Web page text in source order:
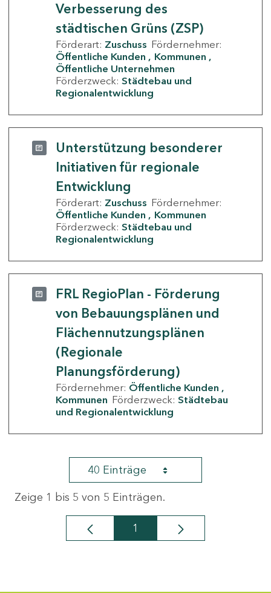
Verbesserung des
städtischen Grüns (ZSP)
Förderart: Zuschuss Fördernehmer:
Öffentliche Kunden
Kommunen
Öffentliche Unternehmen
Förderzweck: Städtebau und
Regionalentwicklung
Unterstützung besonderer
Initiativen für regionale
Entwicklung
Förderart: Zuschuss Fördernehmer:
Öffentliche Kunden
Kommunen
Förderzweck: Städtebau und
Regionalentwicklung
FRL RegioPlan - Förderung
von Bebauungsplänen und
Flächennutzungsplänen
(Regionale
Planungsförderung)
Fördernehmer: Öffentliche Kunden
Kommunen Förderzweck: Städtebau
und Regionalentwicklung
40 Einträge
Zeige 1 bis 5 von 5 Einträgen.
Seite
1